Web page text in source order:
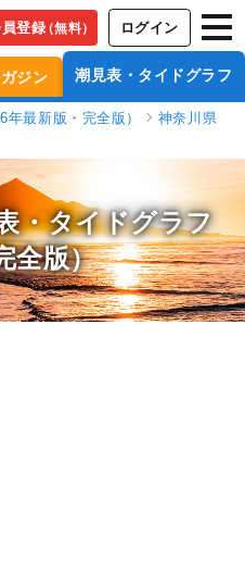
登録（無料） ログイン
ジン 潮見表・タイドグラフ
最新版・完全版）
神奈川県
・タイドグラフ
全版）